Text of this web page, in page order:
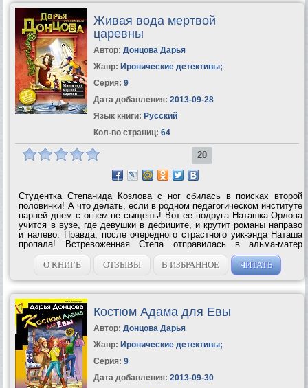
Живая вода мертвой
царевны
Автор: Донцова Дарья
Жанр: Иронические детективы;
Серия: 9
Дата добавления: 2013-09-28
Язык книги: Русский
Кол-во страниц: 64
20
Студентка Степанида Козлова с ног сбилась в поисках второй
половинки! А что делать, если в родном педагогическом институте
парней днем с огнем не сыщешь! Вот ее подруга Наташка Орлова
учится в вузе, где девушки в дефиците, и крутит романы направо
и налево. Правда, после очередного страстного уик-энда Наташа
пропала! Встревоженная Степа отправилась в альма-матер
Орловой и узнала там сногсшибательную новость: та выиграла...
О КНИГЕ
ОТЗЫВЫ В ИЗБРАННОЕ ЧИТАТЬ
Костюм Адама для Евы
Автор: Донцова Дарья
Жанр: Иронические детективы;
Серия: 9
Дата добавления: 2013-09-30